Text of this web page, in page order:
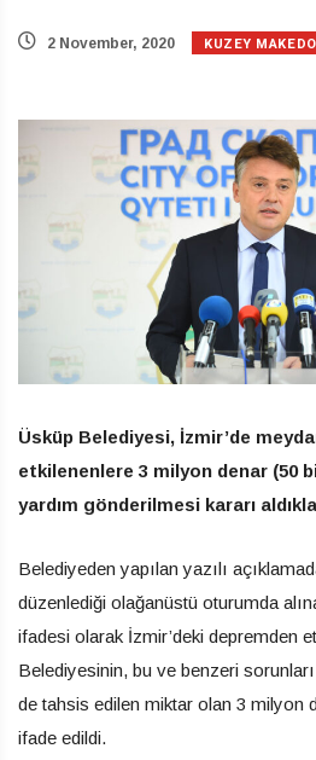
2 November, 2020 KUZEY
Üsküp Belediyesi, İzmir’de
etkilenenlere 3 milyon denar (50
yardım gönderilmesi kararı
Belediyeden yapılan yazılı
düzenlediği olağanüstü oturumda
ifadesi olarak İzmir’deki depremden
Belediyesinin, bu ve benzeri
de tahsis edilen miktar olan 3 milyon
ifade edildi.